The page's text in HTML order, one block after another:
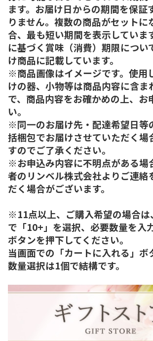
ます。お届け日からの期間を保証
りません。複数の商品がセットに
合、最も短い期間を表示していま
に基づく賞味（消費）期限につい
け商品に記載しています。
※商品画像はイメージです。使用
けの器、小物等は商品内容に含ま
で、商品内容をお確かめの上、お
い。
※同一のお届け先・配達希望日等
括梱包でお届けさせていただく場
すのでご了承ください。
※お申込み内容に不明点がある場
者のリンベル株式会社よりご連絡
だく場合がございます。
※11点以上、ご購入希望の場合は
で「10+」を選択、必要数量を入
ボタンを押下してください。
当画面での「カートに入れる」ボ
数量選択は1個で結構です。